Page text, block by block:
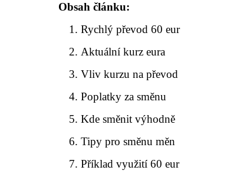
Obsah článku:
Rychlý převod 60 eur
Aktuální kurz eura
Vliv kurzu na převod
Poplatky za směnu
Kde směnit výhodně
Tipy pro směnu měn
Příklad využití 60 eur